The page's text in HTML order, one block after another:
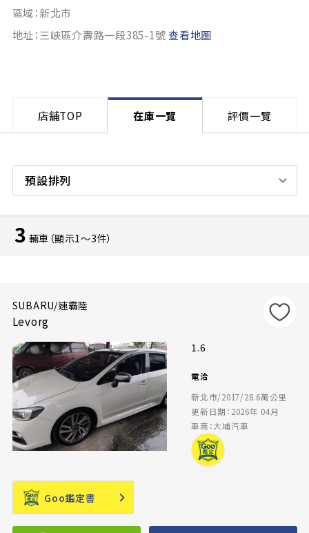
區域：新北市
地址：三峽區介壽路一段385-1號查看地圖
店舗TOP 在庫一覽 評價一覽
3 輛車（顯示1〜3件）
預設排列
SUBARU/速霸陸
Levorg
1.6
電洽
新北市/2017/28.6萬公里
更新日期：2026年 04月
車商：大埔汽車
Goo鑑定書